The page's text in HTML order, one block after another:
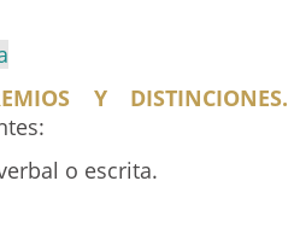
Y DISTINCIONES.
o escrita.